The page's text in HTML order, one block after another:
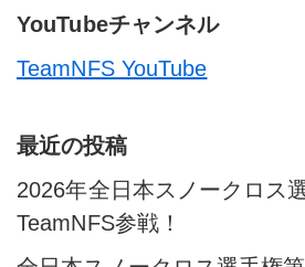
YouTubeチャンネル
TeamNFS YouTube
最近の投稿
2026年全日本スノークロス
TeamNFS参戦！